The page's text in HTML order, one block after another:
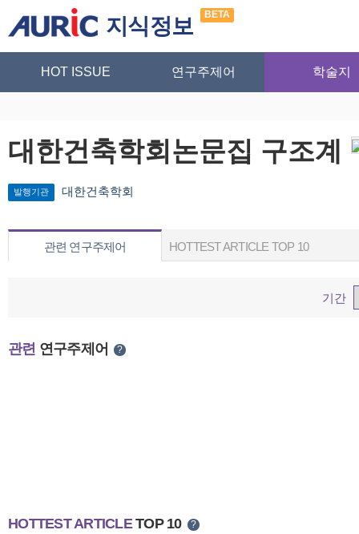
지식정보 BETA
HOT ISSUE 연구주제어 학술지
대한건축학회논문집 구조계
발행기관 대한건축학회
관련 연구주제어 HOTTEST ARTICLE TOP 10
기간
관련 연구주제어 ?
HOTTEST ARTICLETOP 10 ?